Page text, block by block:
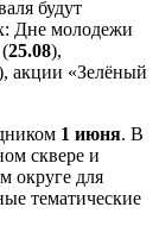
будут
Дне молодежи
25.08),
акции «Зелёный
1 июня. В
сквере и
округе для
тематические